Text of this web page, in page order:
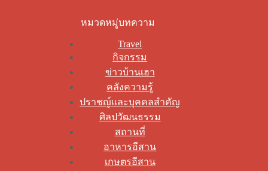
หมวดหมู่บทความ
Travel
กิจกรรม
ข่าวบ้านเฮา
คลังความรู้
ปราชญ์และบุคคลสำคัญ
ศิลปวัฒนธรรม
สถานที่
อาหารอีสาน
เกษตรอีสาน